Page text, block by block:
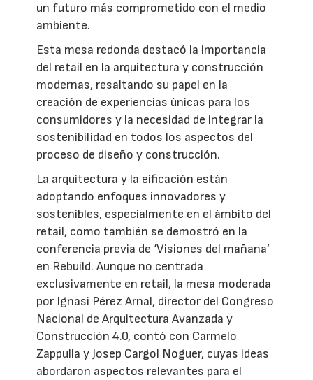
un futuro más comprometido con el medio
ambiente.
Esta mesa redonda destacó la importancia
del retail en la arquitectura y construcción
modernas, resaltando su papel en la
creación de experiencias únicas para los
consumidores y la necesidad de integrar la
sostenibilidad en todos los aspectos del
proceso de diseño y construcción.
La arquitectura y la eificación están
adoptando enfoques innovadores y
sostenibles, especialmente en el ámbito del
retail, como también se demostró en la
conferencia previa de ‘Visiones del mañana’
en Rebuild. Aunque no centrada
exclusivamente en retail, la mesa moderada
por Ignasi Pérez Arnal, director del Congreso
Nacional de Arquitectura Avanzada y
Construcción 4.0, contó con Carmelo
Zappulla y Josep Cargol Noguer, cuyas ideas
abordaron aspectos relevantes para el